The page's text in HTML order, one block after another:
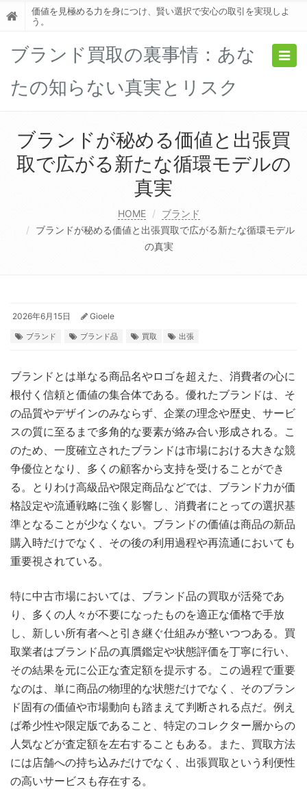
価値を見極める力を身につけ、賢い選択で安心の取引を実現しよ
う。
ブランド買取の裏事情：あな
たの知らない真実とリスク
ブランドが秘める価値と出張買
取で広がる新たな循環モデルの
真実
HOME
ブランド
ブランドが秘める価値と出張買取で広がる新たな循環モデル
の真実
2026年6月15日 Gioele
ブランド ブランド品 買取 出張
ブランドとは単なる商品名やロゴを超えた、消費者の心に
根付く信頼と価値の集合体である。 優れたブランドは、そ
の品質やデザインのみならず、企業の理念や歴史、サービ
スの質に至るまで多角的な要素が絡み合い形成される。こ
のため、一度確立されたブランドは市場における大きな競
争優位となり、多くの顧客から支持を受けることができ
る。とりわけ高級品や限定商品などでは、ブランド力が価
格設定や流通戦略に強く影響し、消費者にとっての選択基
準となることが少なくない。ブランドの価値は商品の新品
購入時だけでなく、その後の利用過程や再流通においても
重要視されている。
特に中古市場においては、ブランド品の買取が活発であ
り、多くの人々が不要になったものを適正な価格で手放
し、新しい所有者へと引き継ぐ仕組みが整いつつある。買
取業者はブランド品の真贋鑑定や状態評価を丁寧に行い、
その結果を元に公正な査定額を提示する。この過程で重要
なのは、単に商品の物理的な状態だけでなく、そのブラン
ド固有の価値や市場動向も踏まえて判断される点だ。例え
ば希少性や限定版であること、特定のコレクター層からの
人気などが査定額を左右することもある。また、買取方法
には店舗への持ち込みだけでなく、出張買取という利便性
の高いサービスも存在する。